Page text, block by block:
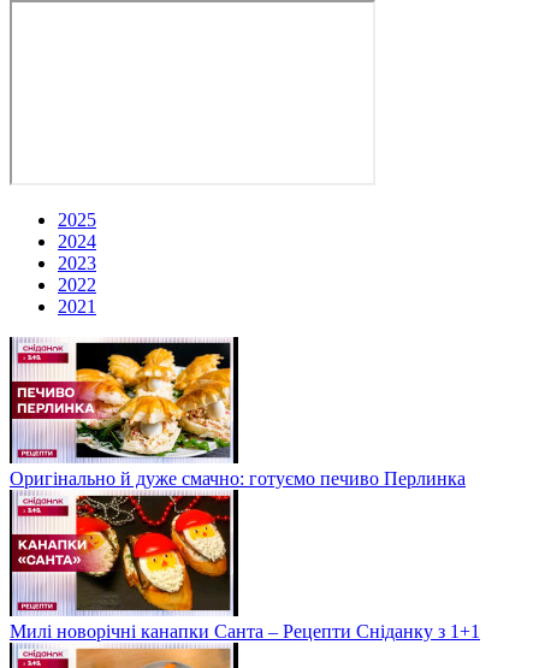
2025
2024
2023
2022
2021
Оригінально й дуже смачно: готуємо печиво Перлинка
Милі новорічні канапки Санта – Рецепти Сніданку з 1+1